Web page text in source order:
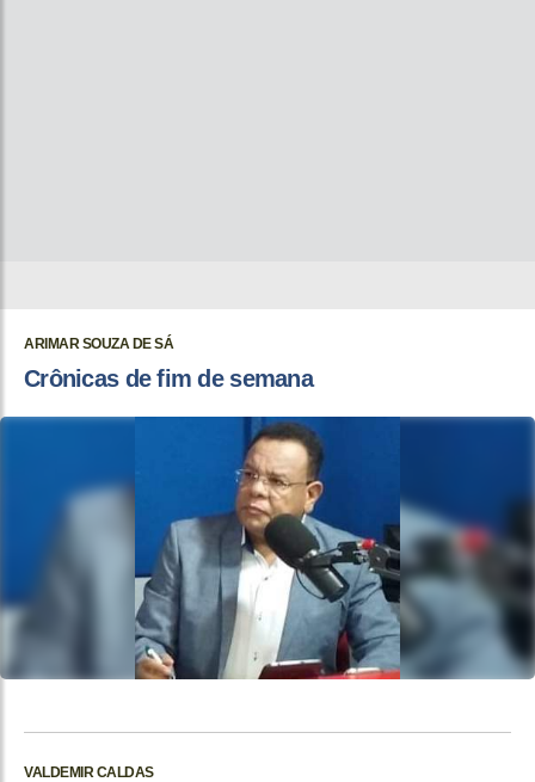
ARIMAR SOUZA DE SÁ
Crônicas de fim de semana
VALDEMIR CALDAS